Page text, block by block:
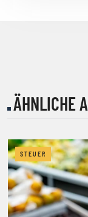
ÄHNLICHE
STEUER